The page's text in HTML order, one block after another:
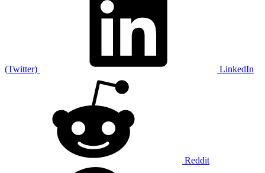
(Twitter) LinkedIn
Reddit